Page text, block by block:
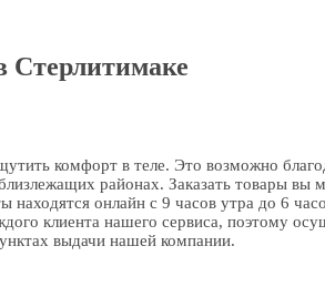
Стерлитимаке
комфорт в теле. Это возможно
районах. Заказать товары вы
онлайн с 9 часов утра до 6
клиента нашего сервиса, поэтому
выдачи нашей компании.